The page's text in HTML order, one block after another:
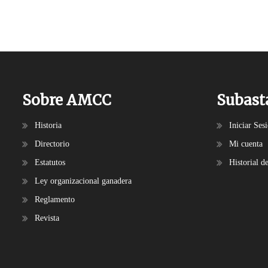
Sobre AMCC
Historia
Directorio
Estatutos
Ley organizacional ganadera
Reglamento
Revista
Iniciar
Mi cuenta
Historial